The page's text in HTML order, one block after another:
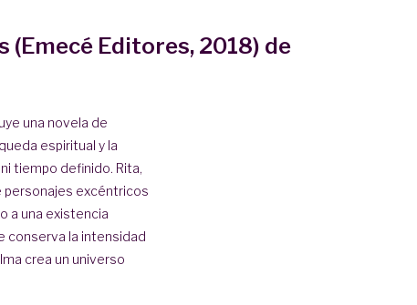
(Emecé Editores, 2018) de
una novela de
espiritual y la
tiempo definido. Rita,
personajes excéntricos
a una existencia
conserva la intensidad
crea un universo